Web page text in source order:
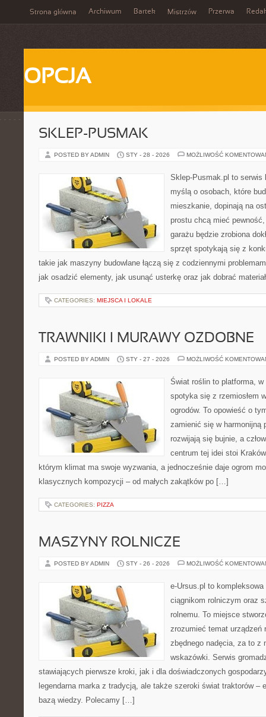
Strona główna Archiwum Bartek Mistrzów Przerwa
OPCJA
SKLEP-PUSMAK
POSTED BY ADMIN STY - 28 - 2026 MOŻLIWOŚĆ
Sklep-Pusmak.pl to serwis
myślą o osobach, które
mieszkanie, dopinają na
prostu chcą mieć
garażu będzie zrobiona
sprzęt spotykają się z
takie jak maszyny budowlane łączą się z codziennymi
jak osadzić elementy, jak usunąć usterkę oraz jak dobrać
CATEGORIES: MIEJSCA I LOKALE
TRAWNIKI I MURAWY OZDOBNE
POSTED BY ADMIN STY - 27 - 2026 MOŻLIWOŚĆ
Świat roślin to platforma,
spotyka się z rzemiosłem
ogrodów. To opowieść o
zamienić się w harmonijną
rozwijają się bujnie, a
centrum tej idei stoi
którym klimat ma swoje wyzwania, a jednocześnie daje ogrom
klasycznych kompozycji – od małych zakątków po […]
CATEGORIES: PIZZA
MASZYNY ROLNICZE
POSTED BY ADMIN STY - 26 - 2026 MOŻLIWOŚĆ
e-Ursus.pl to
ciągnikom rolniczym oraz
rolnemu. To miejsce
zrozumieć temat urządzeń
zbędnego nadęcia, za to z
wskazówki. Serwis
stawiających pierwsze kroki, jak i dla doświadczonych
legendarna marka z tradycją, ale także szeroki świat traktorów –
bazą wiedzy. Polecamy […]